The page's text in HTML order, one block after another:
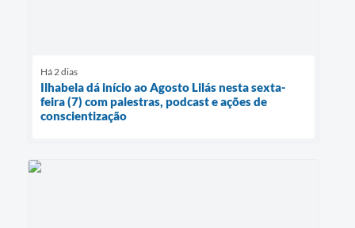
Há 2 dias
Ilhabela dá início ao Agosto Lilás nesta sexta-
feira (7) com palestras, podcast e ações de
conscientização